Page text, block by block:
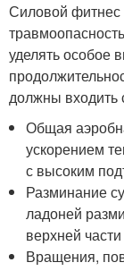
Силовой фитнес
уделять особое
должны
Общая
ускорением
с высоким
Разминание
ладоней
верхней
Вращения,